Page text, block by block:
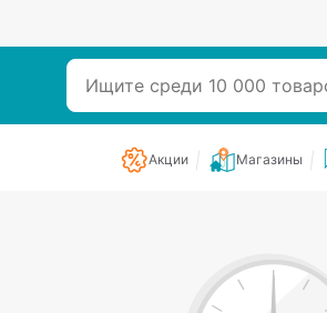
Акции Магазины